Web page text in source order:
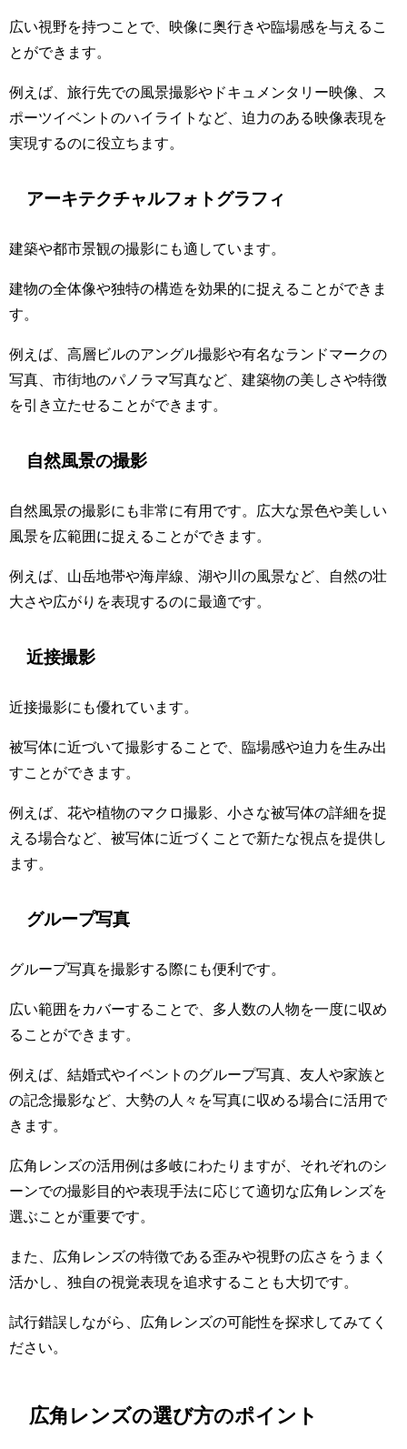
広い視野を持つことで、映像に奥行きや臨場感を与えるこ
とができます。
例えば、旅行先での風景撮影やドキュメンタリー映像、ス
ポーツイベントのハイライトなど、迫力のある映像表現を
実現するのに役立ちます。
アーキテクチャルフォトグラフィ
建築や都市景観の撮影にも適しています。
建物の全体像や独特の構造を効果的に捉えることができま
す。
例えば、高層ビルのアングル撮影や有名なランドマークの
写真、市街地のパノラマ写真など、建築物の美しさや特徴
を引き立たせることができます。
自然風景の撮影
自然風景の撮影にも非常に有用です。広大な景色や美しい
風景を広範囲に捉えることができます。
例えば、山岳地帯や海岸線、湖や川の風景など、自然の壮
大さや広がりを表現するのに最適です。
近接撮影
近接撮影にも優れています。
被写体に近づいて撮影することで、臨場感や迫力を生み出
すことができます。
例えば、花や植物のマクロ撮影、小さな被写体の詳細を捉
える場合など、被写体に近づくことで新たな視点を提供し
ます。
グループ写真
グループ写真を撮影する際にも便利です。
広い範囲をカバーすることで、多人数の人物を一度に収め
ることができます。
例えば、結婚式やイベントのグループ写真、友人や家族と
の記念撮影など、大勢の人々を写真に収める場合に活用で
きます。
広角レンズの活用例は多岐にわたりますが、それぞれのシ
ーンでの撮影目的や表現手法に応じて適切な広角レンズを
選ぶことが重要です。
また、広角レンズの特徴である歪みや視野の広さをうまく
活かし、独自の視覚表現を追求することも大切です。
試行錯誤しながら、広角レンズの可能性を探求してみてく
ださい。
広角レンズの選び方のポイント